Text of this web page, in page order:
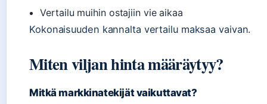
Vertailu muihin ostajiin vie aikaa
Kokonaisuuden kannalta vertailu maksaa vaivan.
Miten viljan hinta määräytyy?
Mitkä markkinatekijät vaikuttavat?